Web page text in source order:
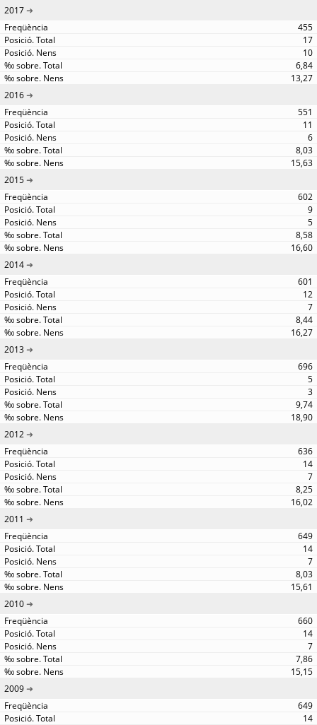
2017
455
17
10
6,84
13,27
2016
551
11
6
8,03
15,63
2015
602
9
5
8,58
16,60
2014
601
12
7
8,44
16,27
2013
696
5
3
9,74
18,90
2012
636
14
7
8,25
16,02
2011
649
14
7
8,03
15,61
2010
660
14
7
7,86
15,15
2009
649
14